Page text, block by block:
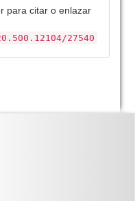
para citar o enlazar
27540